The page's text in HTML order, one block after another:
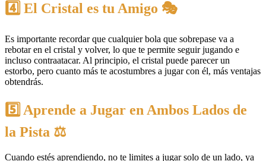
4️⃣ El Cristal es tu Amigo 🎭
Es importante recordar que cualquier bola que sobrepase va a
rebotar en el cristal y volver, lo que te permite seguir jugando e
incluso contraatacar. Al principio, el cristal puede parecer un
estorbo, pero cuanto más te acostumbres a jugar con él, más ventajas
obtendrás.
5️⃣ Aprende a Jugar en Ambos Lados de
la Pista ⚖️
Cuando estés aprendiendo, no te limites a jugar solo de un lado, ya